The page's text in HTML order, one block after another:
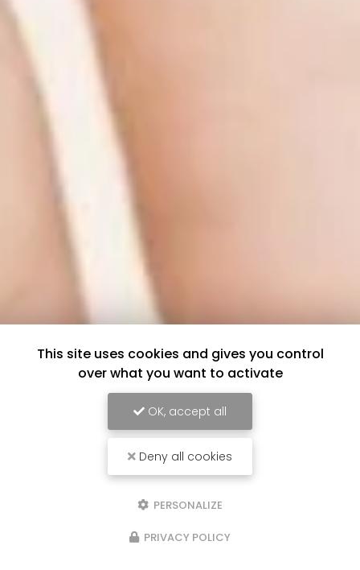
This site uses cookies and gives you control
over what you want to activate
OK, accept all
Deny all cookies
PERSONALIZE
PRIVACY POLICY